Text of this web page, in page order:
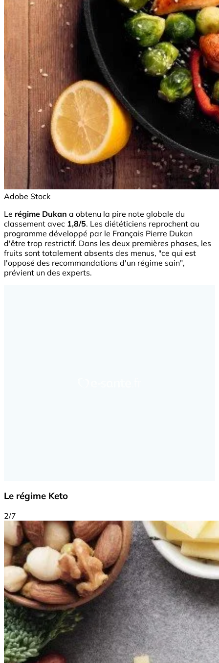
Adobe Stock
Le régime Dukan a obtenu la pire note globale du
classement avec 1,8/5. Les diététiciens reprochent au
programme développé par le Français Pierre Dukan
d'être trop restrictif. Dans les deux premières phases, les
fruits sont totalement absents des menus, "ce qui est
l'opposé des recommandations d'un régime sain",
prévient un des experts.
Le régime Keto
2/7